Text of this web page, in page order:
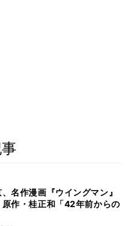
名作漫画『ウイングマン』
作・桂正和「42年前からの